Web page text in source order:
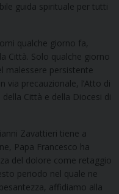
guida spirituale per tutti
qualche giorno fa,
Città. Solo qualche giorno
malessere persistente
via precauzionale, l’Atto di
Città e della Diocesi di
Zavattieri tiene a
Papa Francesco ha
del dolore come retaggio
periodo nel quale ne
affidiamo alla